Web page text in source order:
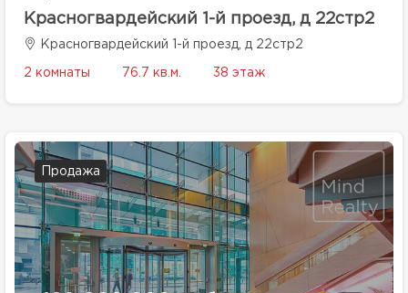
Красногвардейский 1-й проезд, д 22стр2
Красногвардейский 1-й проезд, д 22стр2
2 комнаты 76.7 кв.м. 38 этаж
Продажа